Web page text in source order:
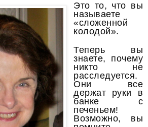
Это то, что вы
называете
«сложенной
колодой».
Теперь вы
знаете, почему
никто не
расследуется.
Они все
держат руки в
банке с
печеньем!
Возможно, вы